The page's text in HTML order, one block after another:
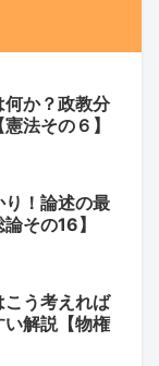
何か？政教分
法その６】
！論述の最
その16】
う考えれば
い解説【物権